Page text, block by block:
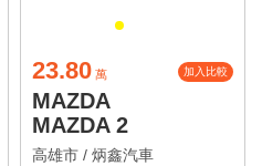
23.80 萬 加入比較
MAZDA
MAZDA 2
高雄市 / 炳鑫汽車